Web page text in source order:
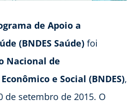
de Apoio a
(BNDES Saúde) foi
Nacional de
e Social (BNDES),
de setembro de 2015. O